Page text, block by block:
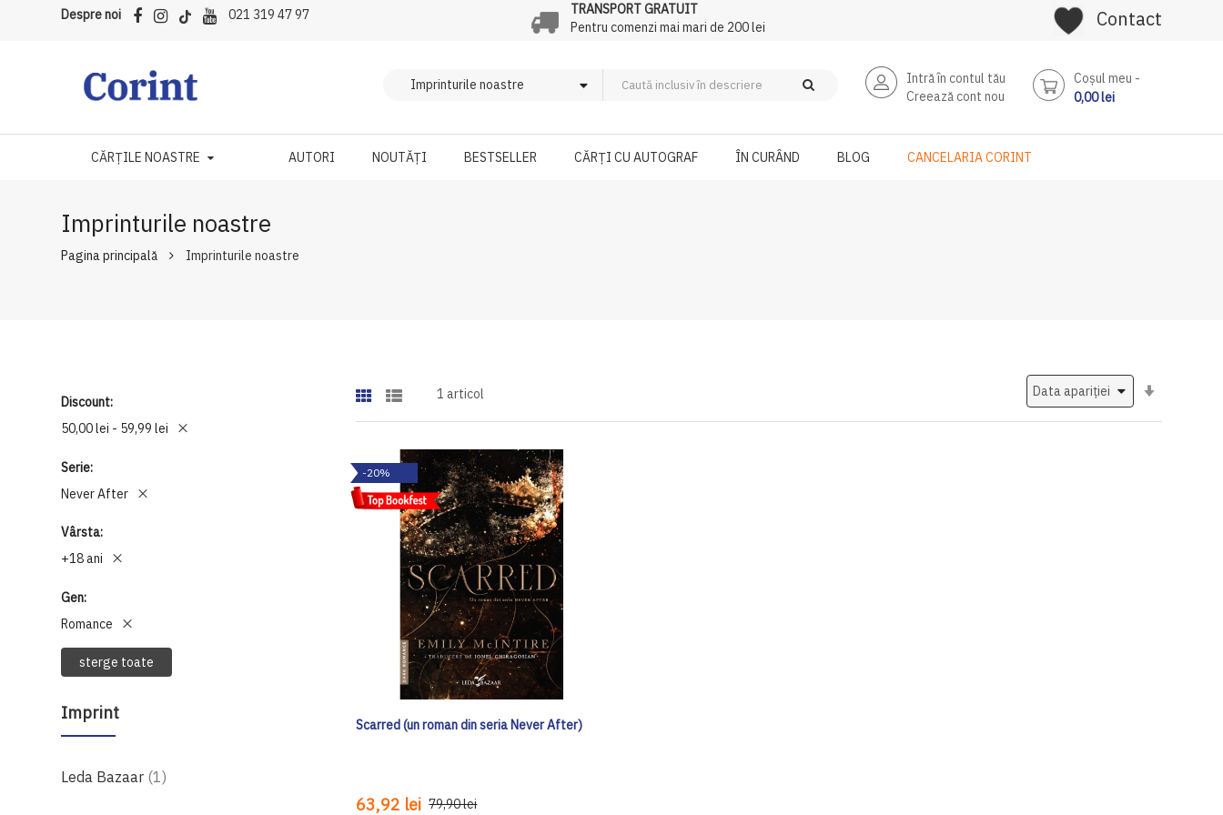
Despre noi 021 319 47 97
TRANSPORT GRATUIT
Pentru comenzi mai mari de 200 lei
Contact
Intră în contul tău
Creează cont nou
Coşul meu
0,00 lei
CĂRȚILE NOASTRE AUTORI NOUTĂȚI BESTSELLER CĂRȚI CU AUTOGRAF ÎN CURÂND BLOG CANCELARIA CORINT
Imprinturile noastre
Pagina principală Imprinturile noastre
Discount
50,00 lei - 59,99 lei
Serie
Never After
Vârsta
+18 ani
Gen
Romance
sterge toate
Imprint
Leda Bazaar 1produs
1 articol
-20%
Scarred (un roman din seria Never After)
63,92 lei 79,90 lei